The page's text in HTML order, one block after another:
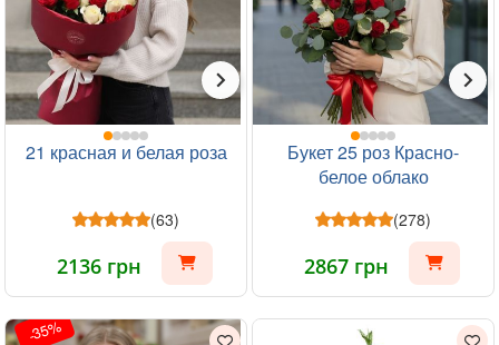
21 красная и белая роза
(63)
2136 грн
Букет 25 роз Красно-
белое облако
(278)
2867 грн
-35%